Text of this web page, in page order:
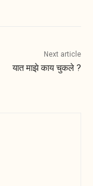
Next article
यात माझे काय चुकले ?